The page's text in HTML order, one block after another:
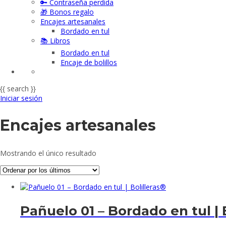
🔑 Contraseña perdida
🎁 Bonos regalo
Encajes artesanales
Bordado en tul
📚 Libros
Bordado en tul
Encaje de bolillos
{{ search }}
Iniciar sesión
Encajes artesanales
Mostrando el único resultado
Pañuelo 01 – Bordado en tul |